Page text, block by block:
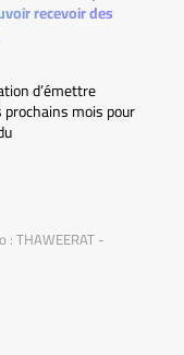
recevoir des
d’émettre
mois pour
THAWEERAT -